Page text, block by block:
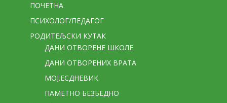
ПОЧЕТНА
ПСИХОЛОГ/ПЕДАГОГ
РОДИТЕЉСКИ КУТАК
ДАНИ ОТВОРЕНЕ ШКОЛЕ
ДАНИ ОТВОРЕНИХ ВРАТА
МОЈ.ЕСДНЕВИК
ПАМЕТНО БЕЗБЕДНО